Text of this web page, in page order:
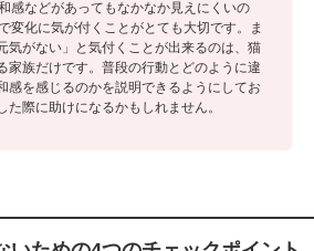
感などがあってもなかなか見えにくいの
変化に気が付くことがとても大切です。ま
気がない」と気付くことが出来るのは、猫
家族だけです。普段の行動とどのように違
感を感じるのかを説明できるようにしてお
た際に助けになるかもしれません。